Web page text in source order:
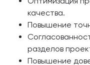
качества.
Повышение
разделов
Повышение